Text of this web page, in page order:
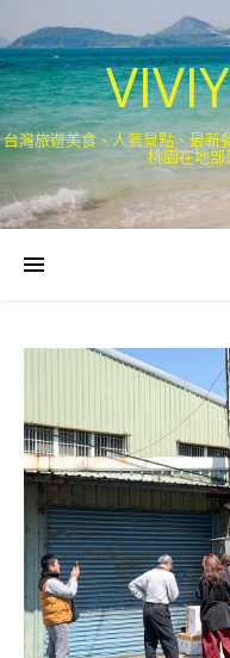
台灣旅遊美食、人氣景點、最新
桃園在地